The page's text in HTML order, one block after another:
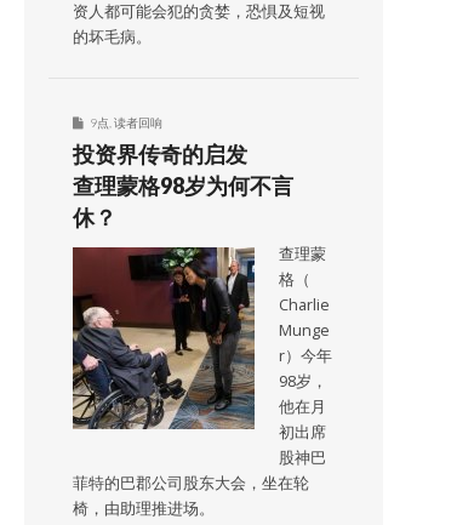
资人都可能会犯的贪婪，恐惧及短视
的坏毛病。
9点 读者回响
投资界传奇的启发
查理蒙格98岁为何不言
休？
查理蒙
格（
Charlie
Munge
r）今年
98岁，
他在月
初出席
股神巴
菲特的巴郡公司股东大会，坐在轮
椅，由助理推进场。